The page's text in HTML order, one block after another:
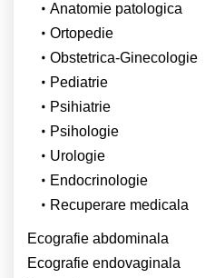
Anatomie patologica
Ortopedie
Obstetrica-Ginecologie
Pediatrie
Psihiatrie
Psihologie
Urologie
Endocrinologie
Recuperare medicala
Ecografie abdominala
Ecografie endovaginala